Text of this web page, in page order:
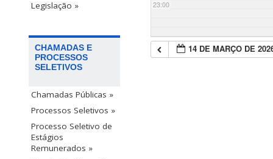
Legislação »
CHAMADAS E
PROCESSOS
SELETIVOS
Chamadas Públicas »
Processos Seletivos »
Processo Seletivo de
Estágios
Remunerados »
23:00
14 DE MARÇO DE